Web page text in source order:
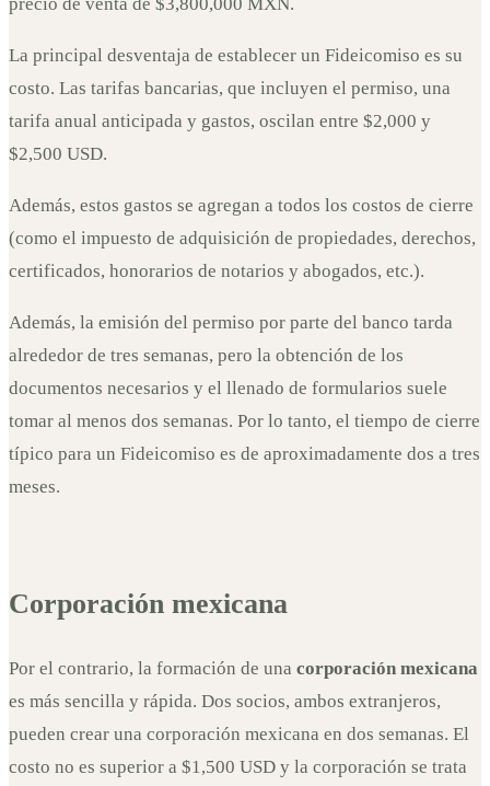
precio de venta de $3,800,000 MXN.
La principal desventaja de establecer un Fideicomiso es su
costo. Las tarifas bancarias, que incluyen el permiso, una
tarifa anual anticipada y gastos, oscilan entre $2,000 y
$2,500 USD.
Además, estos gastos se agregan a todos los costos de cierre
(como el impuesto de adquisición de propiedades, derechos,
certificados, honorarios de notarios y abogados, etc.).
Además, la emisión del permiso por parte del banco tarda
alrededor de tres semanas, pero la obtención de los
documentos necesarios y el llenado de formularios suele
tomar al menos dos semanas. Por lo tanto, el tiempo de cierre
típico para un Fideicomiso es de aproximadamente dos a tres
meses.
Corporación mexicana
Por el contrario, la formación de una corporación mexicana
es más sencilla y rápida. Dos socios, ambos extranjeros,
pueden crear una corporación mexicana en dos semanas. El
costo no es superior a $1,500 USD y la corporación se trata